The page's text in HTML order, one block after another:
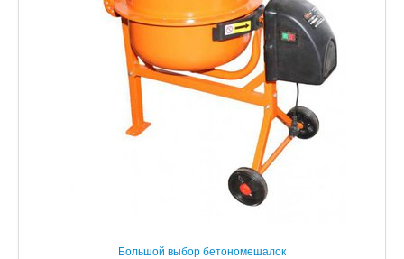
Большой выбор бетономешалок